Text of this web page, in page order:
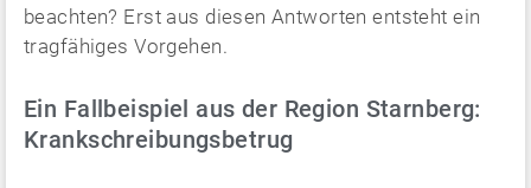
beachten? Erst aus diesen Antworten entsteht ein
tragfähiges Vorgehen.
Ein Fallbeispiel aus der Region Starnberg:
Krankschreibungsbetrug